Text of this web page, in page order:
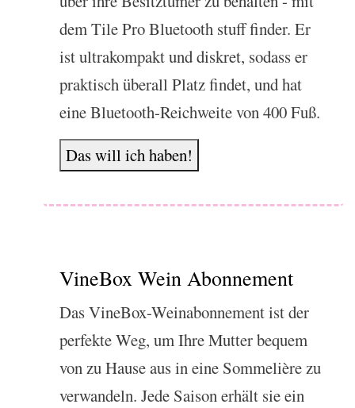
dem Tile Pro Bluetooth stuff finder. Er
ist ultrakompakt und diskret, sodass er
praktisch überall Platz findet, und hat
eine Bluetooth-Reichweite von 400 Fuß.
Das will ich haben!
VineBox Wein Abonnement
Das VineBox-Weinabonnement ist der
perfekte Weg, um Ihre Mutter bequem
von zu Hause aus in eine Sommelière zu
verwandeln. Jede Saison erhält sie ein